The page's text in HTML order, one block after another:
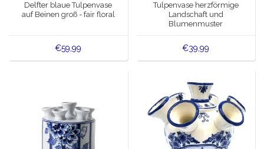
Delfter blaue Tulpenvase
auf Beinen groß - fair floral
€59,99
Tulpenvase herzförmige
Landschaft und
Blumenmuster
€39,99